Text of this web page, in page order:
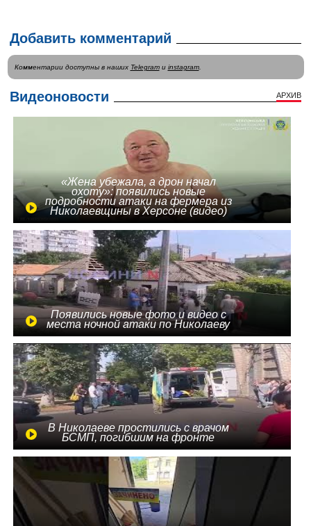
Добавить комментарий
Комментарии доступны в наших Telegramи instagram.
Видеоновости АРХИВ
«Жена убежала, а дрон начал
охоту»: появились новые
подробности атаки на фермера из
Николаевщины в Херсоне (видео)
Появились новые фото и видео с
места ночной атаки по Николаеву
В Николаеве простились с врачом
БСМП, погибшим на фронте